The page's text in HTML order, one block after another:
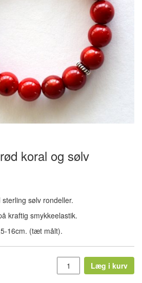
koral og sølv
sølv rondeller.
kraftig smykkeelastik.
16cm. (tæt målt).
Læg i kurv